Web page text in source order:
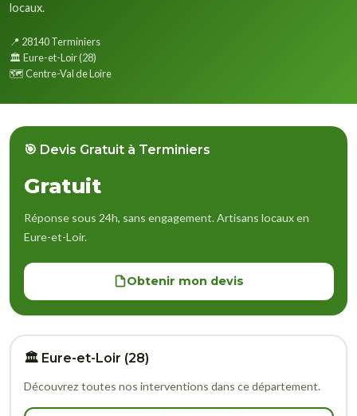
locaux.
📍 28140 Terminiers
🏛️ Eure-et-Loir (28)
🗺️ Centre-Val de Loire
🎯 Devis Gratuit à Terminiers
Gratuit
Réponse sous 24h, sans engagement. Artisans locaux en
Eure-et-Loir.
Obtenir mon devis
🏛️ Eure-et-Loir (28)
Découvrez toutes nos interventions dans ce département.